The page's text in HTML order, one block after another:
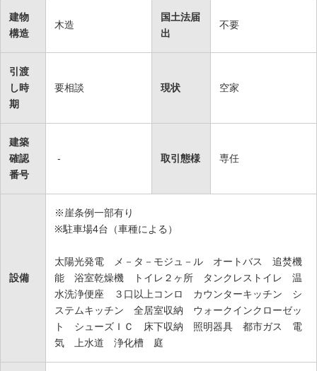
建物
構造
木造
国土法届
出
不要
引渡
し時
期
要相談 現状 空家
建築
確認
番号
- 取引態様 専任
設備
※崖条例一部有り
※駐車場4台（車種による）
太陽光発電 メ－タ－モジュ－ル オートバス 追焚機
能 浴室乾燥機 トイレ２ヶ所 タンクレストイレ 温
水洗浄便座 ３口以上コンロ カウンターキッチン シ
ステムキッチン 全居室収納 ウォークインクローゼッ
ト シューズＩＣ 床下収納 照明器具 都市ガス 電
気 上水道 浄化槽 庭